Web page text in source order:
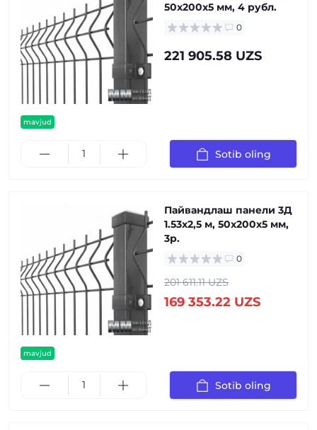
mavjud
50x200x5 мм, 4 рубл.
0
221 905.58 UZS
Sotib oling
mavjud
Пайвандлаш панели 3Д
1.53x2,5 м, 50x200x5 мм,
3р.
0
201 611.11 UZS
169 353.22 UZS
Sotib oling